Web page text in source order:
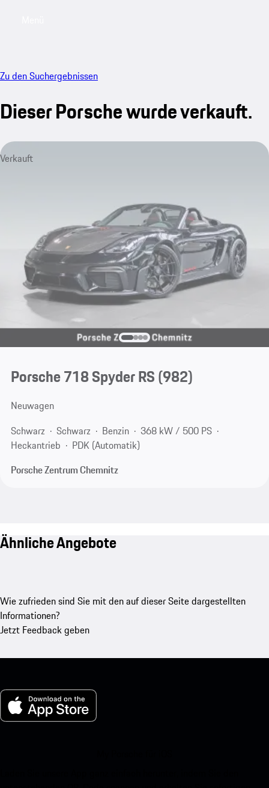
Zu den Suchergebnissen
Dieser Porsche wurde verkauft.
Verkauft
Porsche 718 Spyder RS(982)
Neuwagen
Schwarz
Schwarz Benzin
368 kW / 500 PS
Heckantrieb
PDK (Automatik)
Porsche Zentrum Chemnitz
Ähnliche Angebote
Wie zufrieden sind Sie mit den auf dieser Seite dargestellten
Informationen?
Jetzt Feedback geben